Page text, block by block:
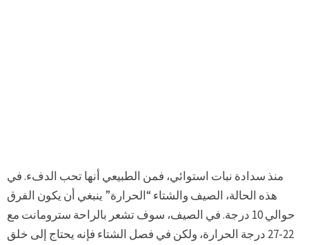
منذ سدادة نبات استوائي، فمن الطبيعي أنها تحب الدفء. في
هذه الحالة، الصيف والشتاء “الحرارة” ينبغي أن يكون الفرق
حوالي 10 درجة. في الصيف، سوف تشعر بالراحة سترومانت مع
22-27 درجة الحرارة، ولكن في فصل الشتاء فإنه يحتاج إلى خلق